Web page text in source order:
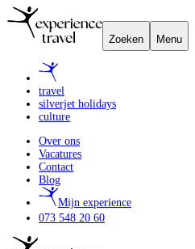
Zoeken Menu
travel
silverjet holidays
culture
Over ons
Vacatures
Contact
Blog
Mijn experience
073 548 20 60